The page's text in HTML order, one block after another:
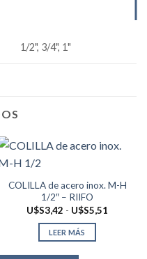
1/2", 3/4", 1"
COLILLA de acero inox. M-H
1/2″ – RIIFO
U$S3,42 - U$S5,51
LEER MÁS